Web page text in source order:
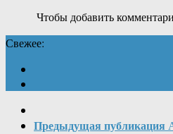
Чтобы добавить
Свежее:
Предыдущая публикация